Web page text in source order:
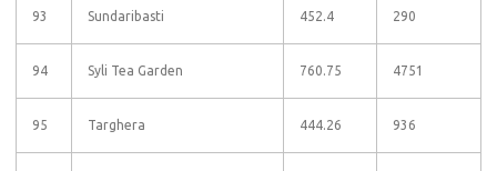
93 Sundaribasti 452.4 290
94 Syli Tea Garden 760.75 4751
95 Targhera 444.26 936